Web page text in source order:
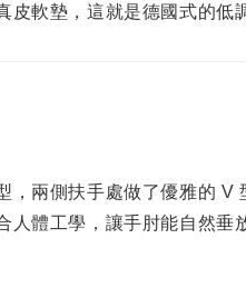
軟墊，這就是德國式的低
，兩側扶手處做了優雅的 V
人體工學，讓手肘能自然垂